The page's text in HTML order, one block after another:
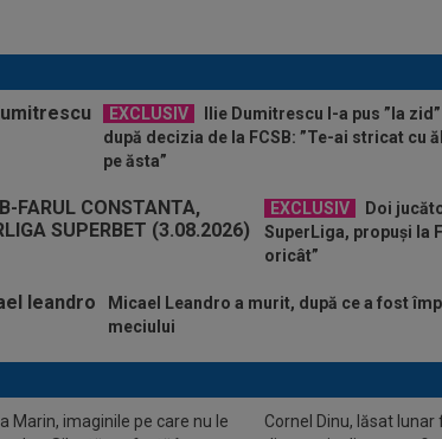
EXCLUSIV
Ilie Dumitrescu l-a pus ”la
după decizia de la FCSB: ”Te-ai stricat cu
pe ăsta”
EXCLUSIV
Doi
SuperLiga, propuși la
oricât”
Micael Leandro a murit, după ce a fost
meciului
Marin, imaginile pe care nu le
Cornel Dinu, lăsat lunar